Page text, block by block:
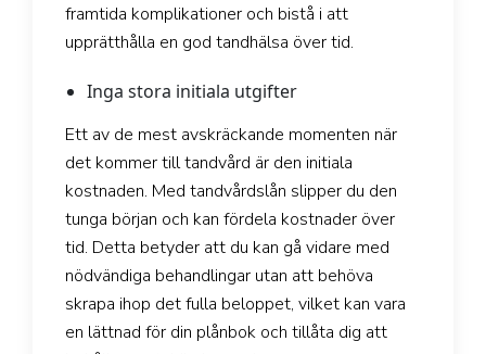
framtida komplikationer och bistå i att
upprätthålla en god tandhälsa över tid.
Inga stora initiala utgifter
Ett av de mest avskräckande momenten när
det kommer till tandvård är den initiala
kostnaden. Med tandvårdslån slipper du den
tunga början och kan fördela kostnader över
tid. Detta betyder att du kan gå vidare med
nödvändiga behandlingar utan att behöva
skrapa ihop det fulla beloppet, vilket kan vara
en lättnad för din plånbok och tillåta dig att